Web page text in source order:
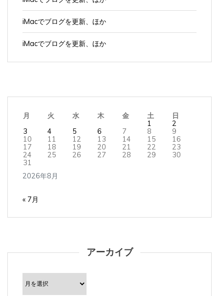
iMacでブログを更新、ほか
iMacでブログを更新、ほか
2026年8月
月 火 水 木 金 土
日
1
2
3
4 5 6 7 8
9
10
11 12 13 14 15
16
17
18 19 20 21 22
23
24
25 26 27 28 29
30
31
« 7月
アーカイブ
ア
カ